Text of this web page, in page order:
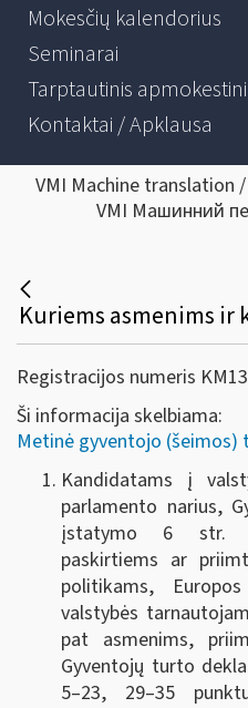
Mokesčių kalendorius
Seminarai
Tarptautinis
Kontaktai / Apklausa
VMI Machine
VMI Машинний
Registracijos numeris
Ši informacija skelbiama:
Metinė gyventojo (šeimos)
Kandidatams į
parlamento narius,
įstatymo 6 str.
paskirtiems ar
politikams,
valstybės
pat asmenims,
Gyventojų turto
5–23, 29–35